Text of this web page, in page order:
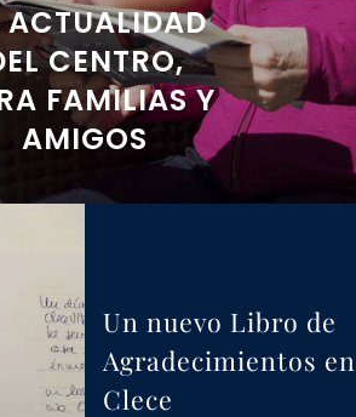
ACTUALIDAD
CENTRO,
FAMILIAS Y
AMIGOS
Un nuevo Libro de
Agradecimientos en
Clece